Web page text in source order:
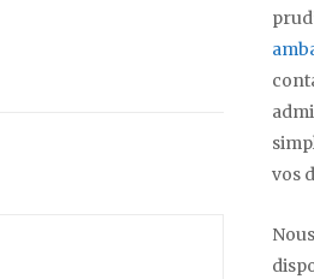
vos